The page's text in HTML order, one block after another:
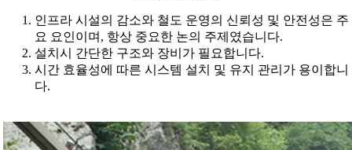
인프라 시설의 감소와 철도 운영의 신뢰성 및 안전성은 주
요 요인이며, 항상 중요한 논의 주제였습니다.
설치시 간단한 구조와 장비가 필요합니다.
시간 효율성에 따른 시스템 설치 및 유지 관리가 용이합니
다.